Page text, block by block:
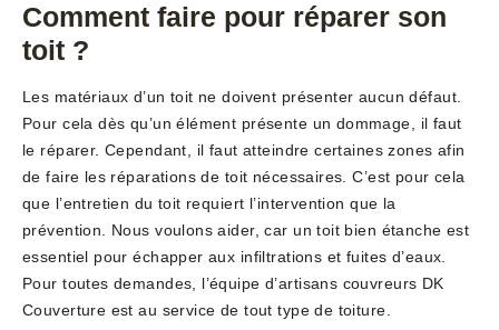
Comment faire pour réparer son
toit ?
Les matériaux d’un toit ne doivent présenter aucun défaut.
Pour cela dès qu’un élément présente un dommage, il faut
le réparer. Cependant, il faut atteindre certaines zones afin
de faire les réparations de toit nécessaires. C’est pour cela
que l’entretien du toit requiert l’intervention que la
prévention. Nous voulons aider, car un toit bien étanche est
essentiel pour échapper aux infiltrations et fuites d’eaux.
Pour toutes demandes, l’équipe d’artisans couvreurs DK
Couverture est au service de tout type de toiture.